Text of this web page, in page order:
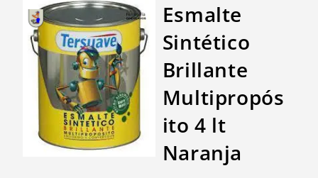
Esmalte
Sintético
Brillante
Multipropós
ito 4 lt
Naranja